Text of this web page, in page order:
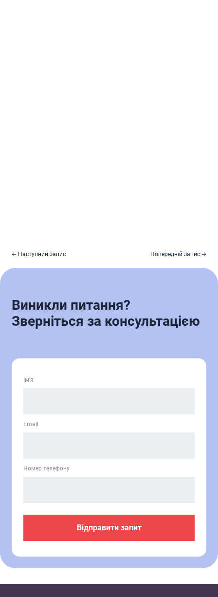
🡠 Наступний запис Попередній запис 🡢
Виникли питання?
Зверніться за консультацією
Ім’я
Email
Номер телефону